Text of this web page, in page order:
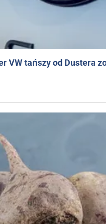
VW tańszy od Dustera